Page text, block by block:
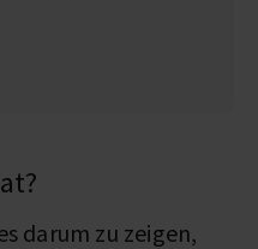
darum zu zeigen,